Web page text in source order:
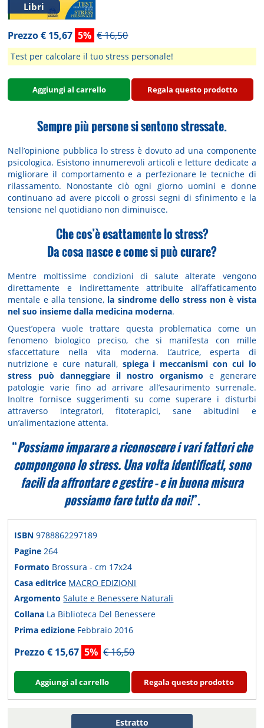
Libri
Prezzo € 15,67 5% € 16,50
Test per calcolare il tuo stress personale!
Aggiungi al carrello Regala questo prodotto
Sempre più persone si sentono stressate.
Nell’opinione pubblica lo stress è dovuto ad una componente
psicologica. Esistono innumerevoli articoli e letture dedicate a
migliorare il comportamento e a perfezionare le tecniche di
rilassamento. Nonostante ciò ogni giorno uomini e donne
continuano ad avere piccoli o grossi segni di sfinimento e la
tensione nel quotidiano non diminuisce.
Che cos’è esattamente lo stress?
Da cosa nasce e come si può curare?
Mentre moltissime condizioni di salute alterate vengono
direttamente e indirettamente attribuite all’affaticamento
mentale e alla tensione, la sindrome dello stress non è vista
nel suo insieme dalla medicina moderna.
Quest’opera vuole trattare questa problematica come un
fenomeno biologico preciso, che si manifesta con mille
sfaccettature nella vita moderna. L’autrice, esperta di
nutrizione e cure naturali, spiega i meccanismi con cui lo
stress può danneggiare il nostro organismo e generare
patologie varie fino ad arrivare all’esaurimento surrenale.
Inoltre fornisce suggerimenti su come superare i disturbi
attraverso integratori, fitoterapici, sane abitudini e
un’alimentazione attenta.
“Possiamo imparare a riconoscere i vari fattori che
compongono lo stress. Una volta identificati, sono
facili da affrontare e gestire – e in buona misura
possiamo fare tutto da noi!”.
ISBN9788862297189
Pagine264
Formato Brossura - cm 17x24
Casa editrice MACRO EDIZIONI
ArgomentoSalute e Benessere Naturali
Collana La Biblioteca Del Benessere
Prima edizione Febbraio 2016
Prezzo € 15,67 5% € 16,50
Aggiungi al carrello Regala questo prodotto
Estratto